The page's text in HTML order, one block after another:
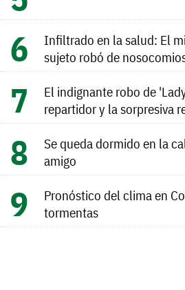
Infiltrado en la salud: El
sujeto robó de
El indignante robo de
repartidor y la sorpresiva
Se queda dormido en la
amigo
Pronóstico del clima en
tormentas